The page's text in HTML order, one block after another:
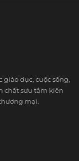
giáo dục, cuộc sống,
chất sưu tầm kiến
mại.